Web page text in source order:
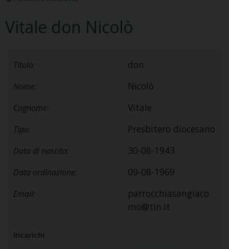
Vitale don Nicolò
Titolo: don
Nome: Nicolò
Cognome: Vitale
Tipo: Presbitero diocesano
Data di nascita: 30-08-1943
Data ordinazione: 09-08-1969
Email:
parrocchiasangiaco
mo@tin.it
Incarichi